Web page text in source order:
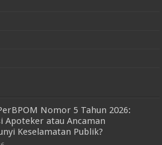
Nomor 5 Tahun 2026:
Apoteker atau Ancaman
Keselamatan Publik?